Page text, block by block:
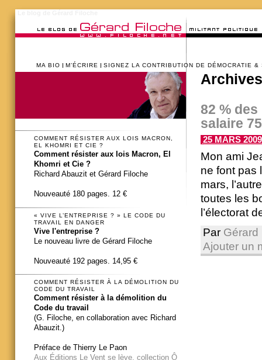
MA BIO M’ÉCRIRE SIGNEZ LA CONTRIBUTION DE DÉMOCRATIE &
82 %
salaire
25 MARS
Mon ami
ne font pas
mars,
toutes les
l’électorat
Par Gérard
Ajouter un
COMMENT RÉSISTER AUX LOIS MACRON,
EL KHOMRI ET CIE ?
Comment résister aux lois Macron, El
Khomri et Cie ?
Richard Abauzit et Gérard Filoche
Nouveauté 180 pages. 12 €
« VIVE L’ENTREPRISE ? » LE CODE DU
TRAVAIL EN DANGER
Vive l'entreprise ?
Le nouveau livre de Gérard Filoche
Nouveauté 192 pages. 14,95 €
COMMENT RÉSISTER À LA DÉMOLITION DU
CODE DU TRAVAIL
Comment résister à la démolition du
Code du travail
(G. Filoche, en collaboration avec Richard
Abauzit.)
Préface de Thierry Le Paon
Aux Éditions Le Vent se lève, collection Ô